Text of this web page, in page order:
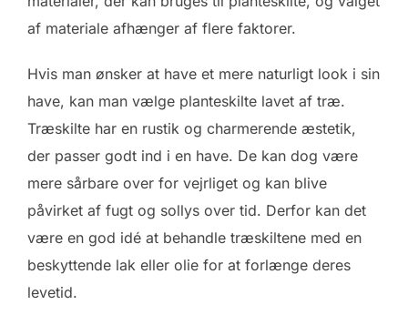
af materiale afhænger af flere faktorer.
Hvis man ønsker at have et mere naturligt look i sin
have, kan man vælge planteskilte lavet af træ.
Træskilte har en rustik og charmerende æstetik,
der passer godt ind i en have. De kan dog være
mere sårbare over for vejrliget og kan blive
påvirket af fugt og sollys over tid. Derfor kan det
være en god idé at behandle træskiltene med en
beskyttende lak eller olie for at forlænge deres
levetid.